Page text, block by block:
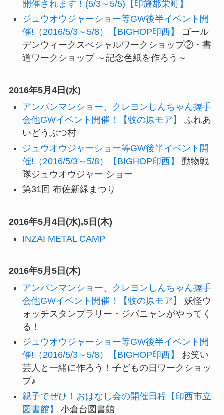
開催されます！(5/3～5/5)【印旛郡栄町】
ジュウオウジャーショー等GW後半イベント開
催!（2016/5/3～5/8）【BIGHOP印西】
ゴール
デンウィークスぺシャルワークショップ②・書
道ワークショップ ～記念色紙を作ろう～
2016年5月4日(水)
アンパンマンショー、クレヨンしんちゃん握手
会他GWイベント開催！【牧の原モア】
ふれあ
いどうぶつ村
ジュウオウジャーショー等GW後半イベント開
催!（2016/5/3～5/8）【BIGHOP印西】
動物戦
隊ジュウオウジャー ショー
第31回 布佐新緑まつり
2016年5月4日(水),5日(木)
INZAI METAL CAMP
2016年5月5日(木)
アンパンマンショー、クレヨンしんちゃん握手
会他GWイベント開催！【牧の原モア】
妖怪ウ
ォッチスタンプラリー・ジバニャンがやってく
る！
ジュウオウジャーショー等GW後半イベント開
催!（2016/5/3～5/8）【BIGHOP印西】
お笑い
芸人と一緒に作ろう！子どもの日ワークショッ
プ♪
親子でぜひ！おはなし会の開催日程【印西市立
図書館】
小倉台図書館